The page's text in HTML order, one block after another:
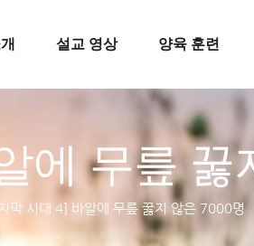
설교 영상 양육 훈련
에 무릎 꿇
막 시대 4] 바알에 무릎 꿇지 않은 7000명